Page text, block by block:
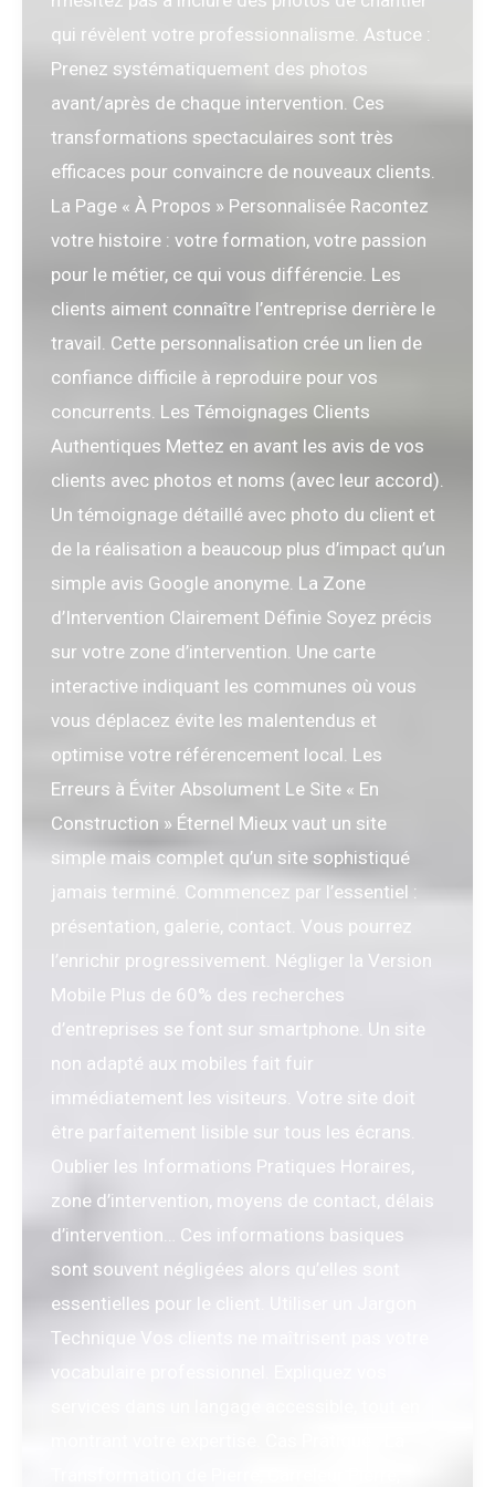
qui révèlent votre professionnalisme. Astuce :
Prenez systématiquement des photos
avant/après de chaque intervention. Ces
transformations spectaculaires sont très
efficaces pour convaincre de nouveaux clients.
La Page « À Propos » Personnalisée Racontez
votre histoire : votre formation, votre passion
pour le métier, ce qui vous différencie. Les
clients aiment connaître l’entreprise derrière le
travail. Cette personnalisation crée un lien de
confiance difficile à reproduire pour vos
concurrents. Les Témoignages Clients
Authentiques Mettez en avant les avis de vos
clients avec photos et noms (avec leur accord).
Un témoignage détaillé avec photo du client et
de la réalisation a beaucoup plus d’impact qu’un
simple avis Google anonyme. La Zone
d’Intervention Clairement Définie Soyez précis
sur votre zone d’intervention. Une carte
interactive indiquant les communes où vous
vous déplacez évite les malentendus et
optimise votre référencement local. Les
Erreurs à Éviter Absolument Le Site « En
Construction » Éternel Mieux vaut un site
simple mais complet qu’un site sophistiqué
jamais terminé. Commencez par l’essentiel :
présentation, galerie, contact. Vous pourrez
l’enrichir progressivement. Négliger la Version
Mobile Plus de 60% des recherches
d’entreprises se font sur smartphone. Un site
non adapté aux mobiles fait fuir
immédiatement les visiteurs. Votre site doit
être parfaitement lisible sur tous les écrans.
Oublier les Informations Pratiques Horaires,
zone d’intervention, moyens de contact, délais
d’intervention… Ces informations basiques
sont souvent négligées alors qu’elles sont
essentielles pour le client. Utiliser un Jargon
Technique Vos clients ne maîtrisent pas votre
vocabulaire professionnel. Expliquez vos